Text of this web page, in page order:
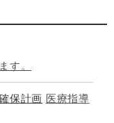
す。
保計画 医療指導